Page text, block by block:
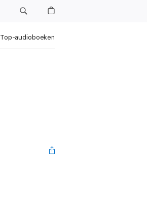
Top-audioboeken